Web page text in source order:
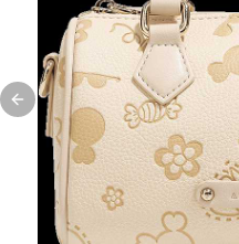
Previous slide